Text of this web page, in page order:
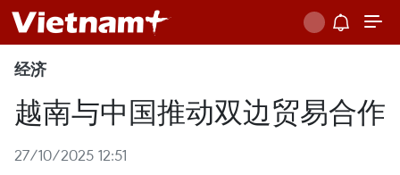
经济
越南与中国推动双边贸易合作
27/10/2025 12:51